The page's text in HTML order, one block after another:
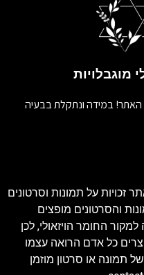
במידה ונתקלת בבעיה
זכויות על תמונות וסרטונים
והסרטונים מופצים
החומר הויזאולי, לכן
היוצרים כל אדם הרואה עצמו
תמונה או סרטון מוזמן